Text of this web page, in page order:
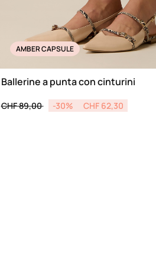
AMBER CAPSULE
Ballerine a punta con cinturini
Price reduced from
CHF 89,00to-30% CHF 62,30